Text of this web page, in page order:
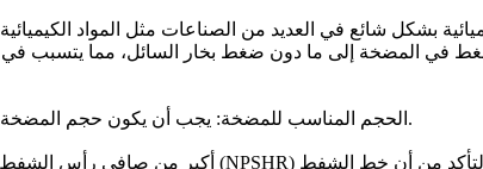
بشكل شائع في العديد من الصناعات مثل المواد
في المضخة إلى ما دون ضغط بخار السائل، مما يتسبب في
1. الحجم المناسب للمضخة: يجب أن يكون حجم المضخة وفقًا لمعدل التدفق ومتطلبات رأس النظام. الحجم الكبير أو الحجم الصغير يمكن أن يسبب التجويف.